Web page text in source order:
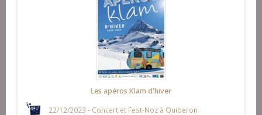
Les apéros Klam d'hiver
22/12/2023 - Concert et Fest-Noz à Quiberon